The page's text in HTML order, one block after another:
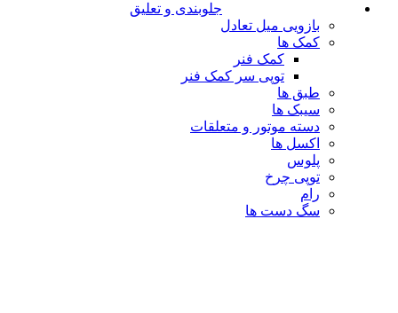
جلوبندی و تعلیق
بازویی میل تعادل
کمک ها
کمک فنر
توپی سر کمک فنر
طبق ها
سیبک ها
دسته موتور و متعلقات
اکسل ها
پلوس
توپی چرخ
رام
سگ دست ها